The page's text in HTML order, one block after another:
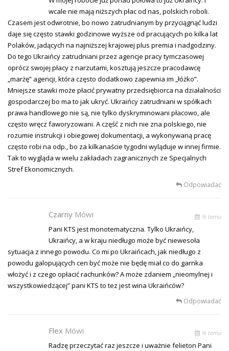
wcale nie mają niższych płac od nas, polskich roboli.
Czasem jest odwrotnie, bo nowo zatrudnianym by przyciągnąć ludzi
daje się często stawki godzinowe wyższe od pracujących po kilka lat
Polaków, jadących na najniższej krajowej plus premia i nadgodziny.
Do tego Ukraińcy zatrudniani przez agencje pracy tymczasowej
oprócz swojej płacy z narzutami, kosztują jeszcze pracodawcę
„marżę” agencji, która często dodatkowo zapewnia im „łóżko”.
Mniejsze stawki może płacić prywatny przedsiębiorca na działalności
gospodarczej bo ma to jak ukryć. Ukraińcy zatrudniani w spółkach
prawa handlowego nie są, nie tylko dyskryminowani płacowo, ale
często wręcz faworyzowani. A część z nich nie zna polskiego, nie
rozumie instrukcji i obiegowej dokumentacji, a wykonywaną pracę
często robi na odp., bo za kilkanaście tygodni wyląduje w innej firmie.
Tak to wygląda w wielu zakładach zagranicznych ze Specjalnych
Stref Ekonomicznych.
Odpowiadać
Czarny Mówi % temu
Pani KTS jest monotematyczna. Tylko Ukraińcy,
Ukraińcy, a w kraju niedługo może być niewesoła
sytuacja z innego powodu. Co mi po Ukraińcach, jak niedługo z
powodu galopujących cen być może nie będę miał co do garnka
włożyć i z czego opłacić rachunków? A może zdaniem „nieomylnej i
wszystkowiedzącej” pani KTS to tez jest wina Ukraińców?
Odpowiadać
Flex Mówi % temu
Radzę przeczytać raz jeszcze i uważnie felieton Pani